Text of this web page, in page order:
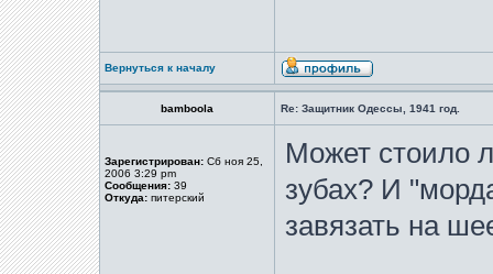
Вернуться к началу
bamboola Re: Защитник Одессы, 1941 год.
Зарегистрирован: Сб ноя 25,
2006 3:29 pm
Сообщения: 39
Откуда: питерский
Может стоило
зубах? И
завязать на